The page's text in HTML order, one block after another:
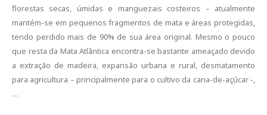
florestas secas, úmidas e manguezais costeiros – atualmente
mantém-se em pequenos fragmentos de mata e áreas protegidas,
tendo perdido mais de 90% de sua área original. Mesmo o pouco
que resta da Mata Atlântica encontra-se bastante ameaçado devido
a extração de madeira, expansão urbana e rural, desmatamento
para agricultura – principalmente para o cultivo da cana-de-açúcar -,
…